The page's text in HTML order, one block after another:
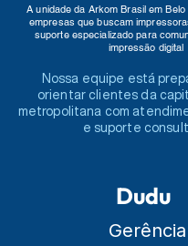
A unidade da Arkom Brasil em
empresas que buscam
suporte especializado para
impressão digital
Nossa equipe está
orientar clientes da
metropolitana com
e suporte
Dudu
Gerência